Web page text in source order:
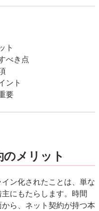
ト
べき点
ント
要
のメリット
ン化されたことは、単な
にもたらします。時間
ら、ネット契約が持つ本